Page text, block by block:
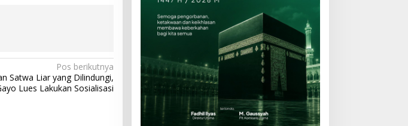
Pos berikutnya
Satwa Liar yang Dilindungi,
Lues Lakukan Sosialisasi